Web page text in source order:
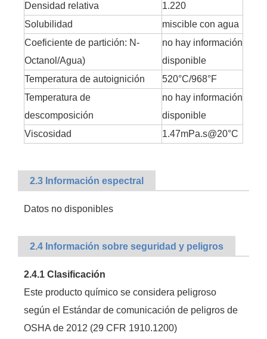
Densidad relativa
1.220
Solubilidad
miscible con agua
Coeficiente de partición: N-
Octanol/Agua)
no hay información
disponible
Temperatura de autoignición
520°C/968°F
Temperatura de
descomposición
no hay información
disponible
Viscosidad
1.47mPa.s@20°C
2.3 Información espectral
Datos no disponibles
2.4 Información sobre seguridad y peligros
2.4.1 Clasificación
Este producto químico se considera peligroso
según el Estándar de comunicación de peligros de
OSHA de 2012 (29 CFR 1910.1200)